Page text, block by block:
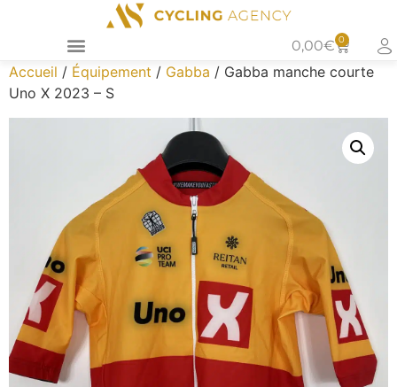
0,00€ 0
Accueil / Équipement / Gabba / Gabba manche courte
Uno X 2023 – S